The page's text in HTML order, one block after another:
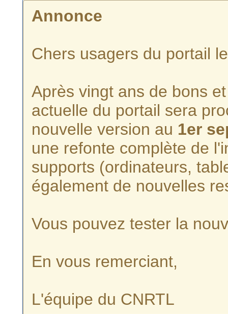
Annonce
Chers usagers du portail
Après vingt ans de bons
actuelle du portail sera
nouvelle version au 1er
une refonte complète de
supports (ordinateurs,
également de nouvelles
Vous pouvez tester la
En vous remerciant,
L'équipe du CNRTL